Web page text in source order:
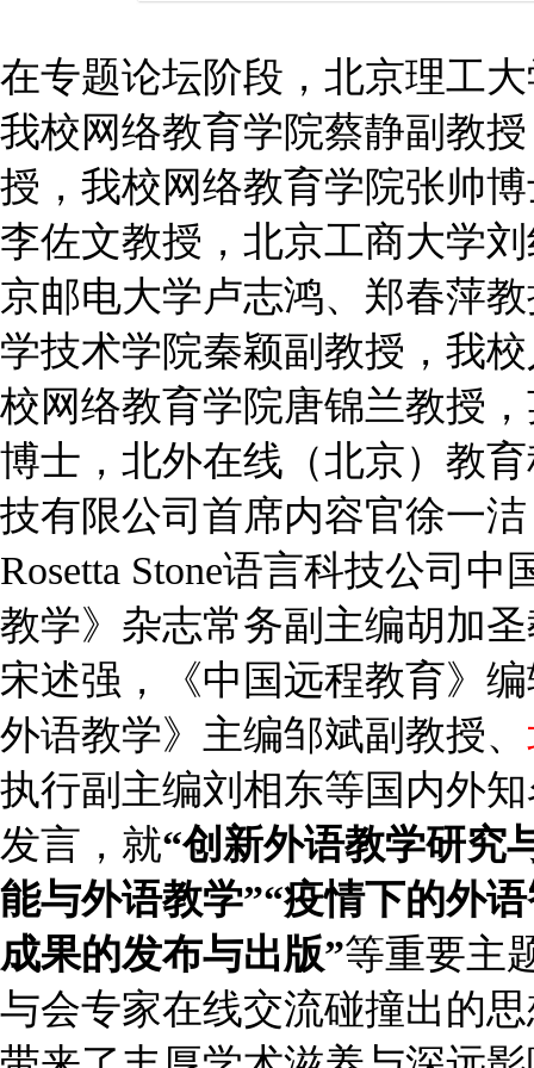
在专题论坛阶段，北京理工
我校网络教育学院蔡静副教
授，我校网络教育学院张帅
李佐文教授，北京工商大学
京邮电大学卢志鸿、郑春萍
学技术学院秦颖副教授，我
校网络教育学院唐锦兰教授
博士，北外在线（北京）教
技有限公司首席内容官徐一
Rosetta Stone语言科技公司
教学》杂志常务副主编胡加
宋述强，《中国远程教育》
外语教学》主编邹斌副教授、
执行副主编刘相东等国内外
发言，就“创新外语教学研究
能与外语教学”“疫情下的外
成果的发布与出版”等重要主
与会专家在线交流碰撞出的